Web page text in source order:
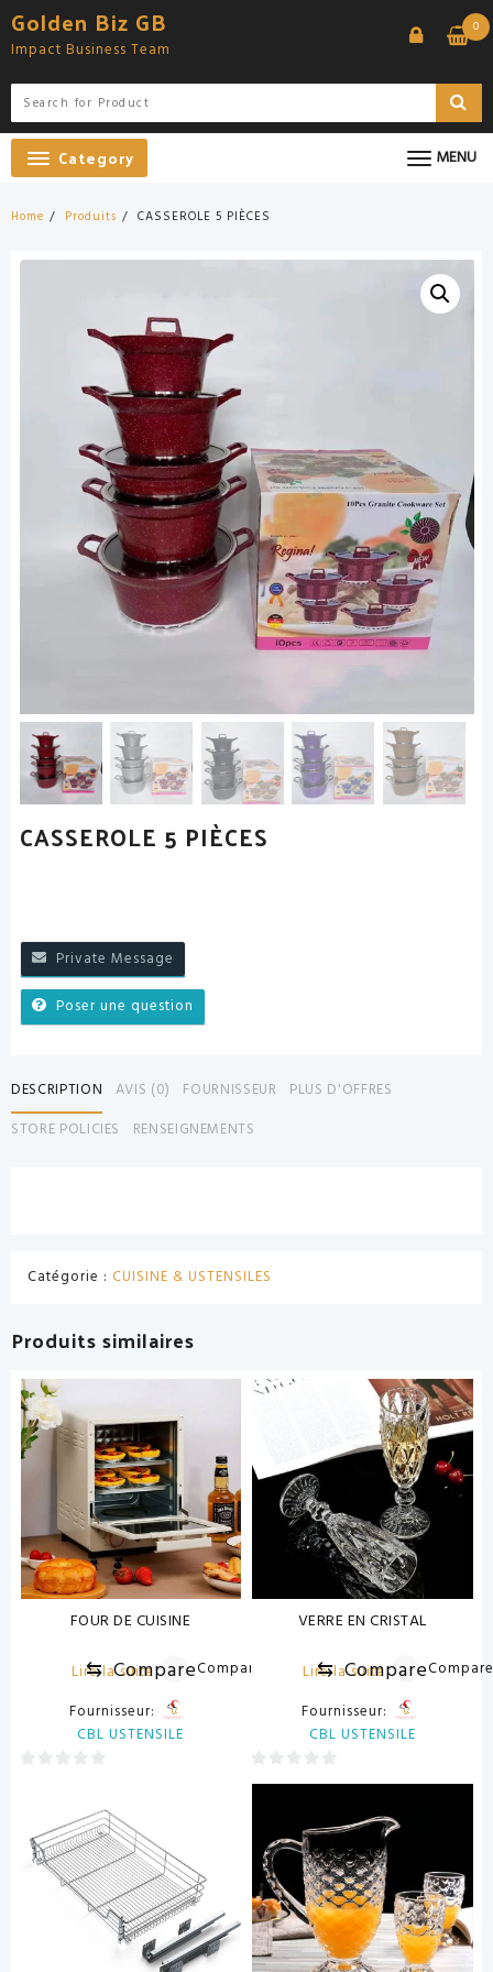
Skip
to
content
Golden Biz GB
Impact Business Team
0
Category MENU
Home Produits CASSEROLE 5 PIÈCES
CASSEROLE 5 PIÈCES
Private Message
Poser une question
DESCRIPTION AVIS (0) FOURNISSEUR
PLUS D'OFFRES
STORE POLICIES
RENSEIGNEMENTS
Catégorie : CUISINE & USTENSILES
Produits similaires
FOUR DE CUISINE
Lire la suite
⇆ CompareCompare
Fournisseur:
CBL USTENSILE
VERRE EN CRISTAL
Lire la suite
⇆ Compare
Fournisseur:
CBL USTENSILE
0